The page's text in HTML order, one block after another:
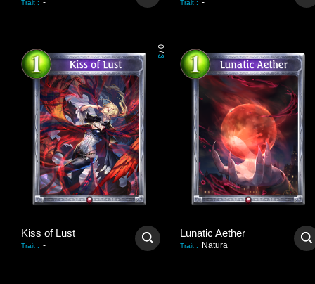
Trait : - Trait : -
0
/
3
Kiss of Lust
Trait : -
Lunatic Aether
Trait : Natura